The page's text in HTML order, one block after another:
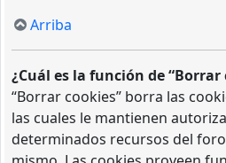
Arriba
¿Cuál es la función de “Borrar
“Borrar cookies” borra las
las cuales le mantienen
determinados recursos del